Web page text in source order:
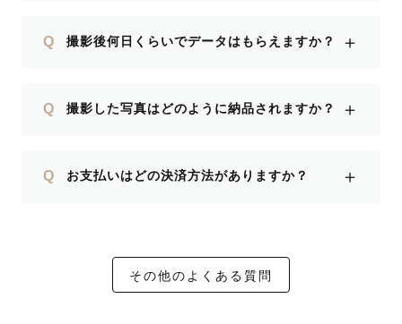
Q 撮影後何日くらいでデータはもらえますか？ ＋
Q 撮影した写真はどのように納品されますか？ ＋
Q お支払いはどの決済方法がありますか？ ＋
その他のよくある質問